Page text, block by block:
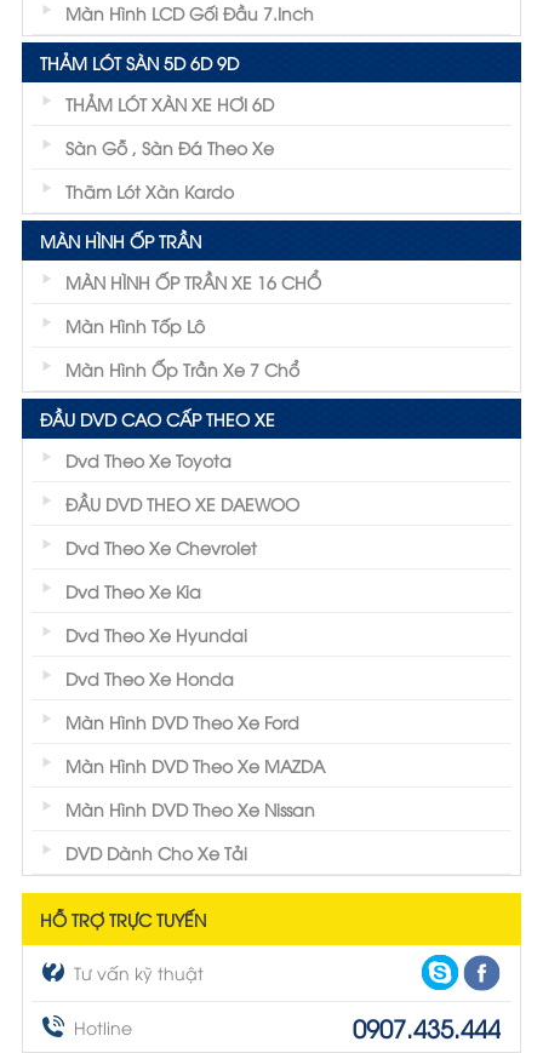
Màn Hình LCD Gối Đầu 7.inch
THẢM LÓT SÀN 5D 6D 9D
THẢM LÓT XÀN XE HƠI 6D
Sàn Gỗ , Sàn Đá Theo Xe
Thãm Lót Xàn Kardo
MÀN HÌNH ỐP TRẦN
MÀN HÌNH ỐP TRẦN XE 16 CHỔ
Màn Hình Tốp Lô
Màn Hình Ốp Trần Xe 7 Chổ
ĐẦU DVD CAO CẤP THEO XE
Dvd Theo Xe Toyota
ĐẦU DVD THEO XE DAEWOO
Dvd Theo Xe Chevrolet
Dvd Theo Xe Kia
Dvd Theo Xe Hyundai
Dvd Theo Xe Honda
Màn Hình DVD Theo Xe Ford
Màn Hình DVD Theo Xe MAZDA
Màn Hình DVD Theo Xe Nissan
DVD Dành Cho Xe Tải
HỖ TRỢ TRỰC TUYẾN
Tư vấn kỹ thuật
Hotline 0907.435.444